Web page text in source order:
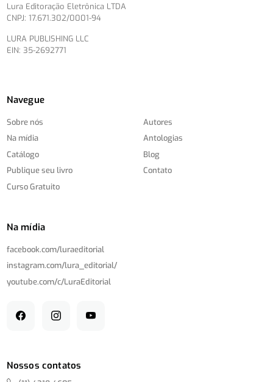
Lura Editoração Eletrônica LTDA
CNPJ: 17.671.302/0001-94
LURA PUBLISHING LLC
EIN: 35-2692771
Navegue
Sobre nós
Na mídia
Catálogo
Publique seu livro
Curso Gratuito
Autores
Antologias
Blog
Contato
Na mídia
facebook.com/luraeditorial
instagram.com/lura_editorial/
youtube.com/c/LuraEditorial
Nossos contatos